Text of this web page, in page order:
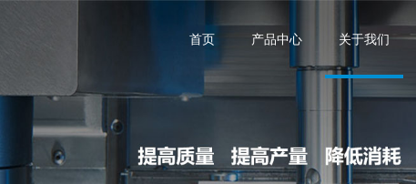
首页 产品中心 关于我们